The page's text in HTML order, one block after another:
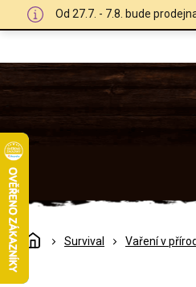
Od 27.7. - 7.8. bude
DomůSurvival Vaření v